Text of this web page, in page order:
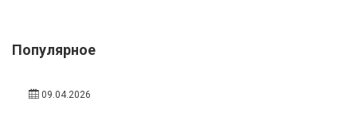
Популярное
09.04.2026